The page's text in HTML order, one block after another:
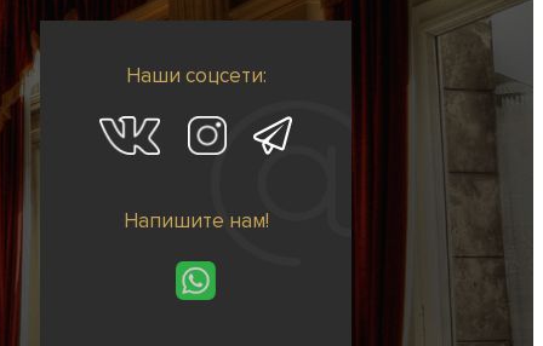
Наши соцсети:
Напишите нам!